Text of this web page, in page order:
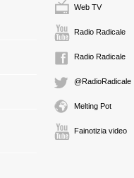
Web TV
Radio Radicale
Radio Radicale
@RadioRadicale
Melting Pot
Fainotizia video